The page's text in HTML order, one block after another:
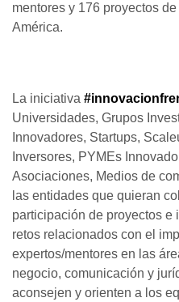
mentores y 176 proyectos
América.
La iniciativa
Universidades, Grupos
Innovadores, Startups,
Inversores, PYMEs
Asociaciones, Medios de
las entidades que quieran
participación de proyectos e
retos relacionados con el
expertos/mentores en las
negocio, comunicación y
aconsejen y orienten a los